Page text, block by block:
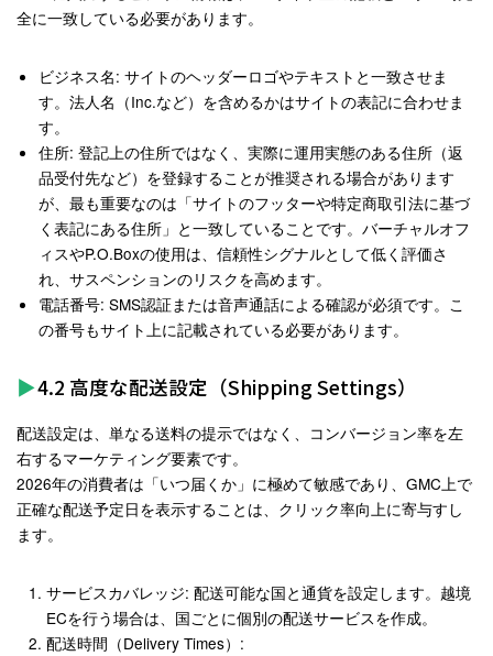
全に一致している必要があります。
ビジネス名: サイトのヘッダーロゴやテキストと一致させま
す。法人名（Inc.など）を含めるかはサイトの表記に合わせま
す。
住所: 登記上の住所ではなく、実際に運用実態のある住所（返
品受付先など）を登録することが推奨される場合があります
が、最も重要なのは「サイトのフッターや特定商取引法に基づ
く表記にある住所」と一致していることです。バーチャルオフ
ィスやP.O.Boxの使用は、信頼性シグナルとして低く評価さ
れ、サスペンションのリスクを高めます。
電話番号: SMS認証または音声通話による確認が必須です。こ
の番号もサイト上に記載されている必要があります。
4.2 高度な配送設定（Shipping Settings）
配送設定は、単なる送料の提示ではなく、コンバージョン率を左
右するマーケティング要素です。
2026年の消費者は「いつ届くか」に極めて敏感であり、GMC上で
正確な配送予定日を表示することは、クリック率向上に寄与すし
ます。
サービスカバレッジ: 配送可能な国と通貨を設定します。越境
ECを行う場合は、国ごとに個別の配送サービスを作成。
配送時間（Delivery Times） :